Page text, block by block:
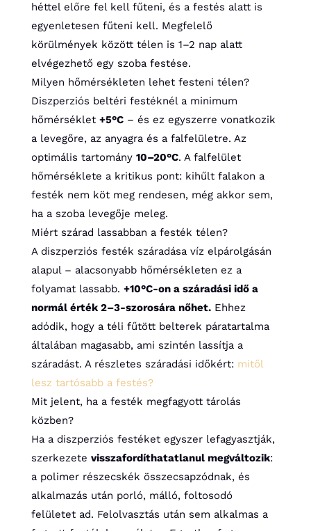
héttel előre fel kell fűteni, és a festés alatt is
egyenletesen fűteni kell. Megfelelő
körülmények között télen is 1–2 nap alatt
elvégezhető egy szoba festése.
Milyen hőmérsékleten lehet festeni télen?
Diszperziós beltéri festéknél a minimum
hőmérséklet +5°C– és ez egyszerre vonatkozik
a levegőre, az anyagra és a falfelületre. Az
optimális tartomány 10–20°C. A falfelület
hőmérséklete a kritikus pont: kihűlt falakon a
festék nem köt meg rendesen, még akkor sem,
ha a szoba levegője meleg.
Miért szárad lassabban a festék télen?
A diszperziós festék száradása víz elpárolgásán
alapul – alacsonyabb hőmérsékleten ez a
folyamat lassabb. +10°C-on a száradási idő a
normál érték 2–3-szorosára nőhet.Ehhez
adódik, hogy a téli fűtött belterek páratartalma
általában magasabb, ami szintén lassítja a
száradást. A részletes száradási időkért: mitől
lesz tartósabb a festés?
Mit jelent, ha a festék megfagyott tárolás
közben?
Ha a diszperziós festéket egyszer lefagyasztják,
szerkezete visszafordíthatatlanul megváltozik:
a polimer részecskék összecsapzódnak, és
alkalmazás után porló, málló, foltosodó
felületet ad. Felolvasztás után sem alkalmas a